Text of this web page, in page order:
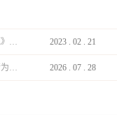
2023 02 21
通知 2026 07 28